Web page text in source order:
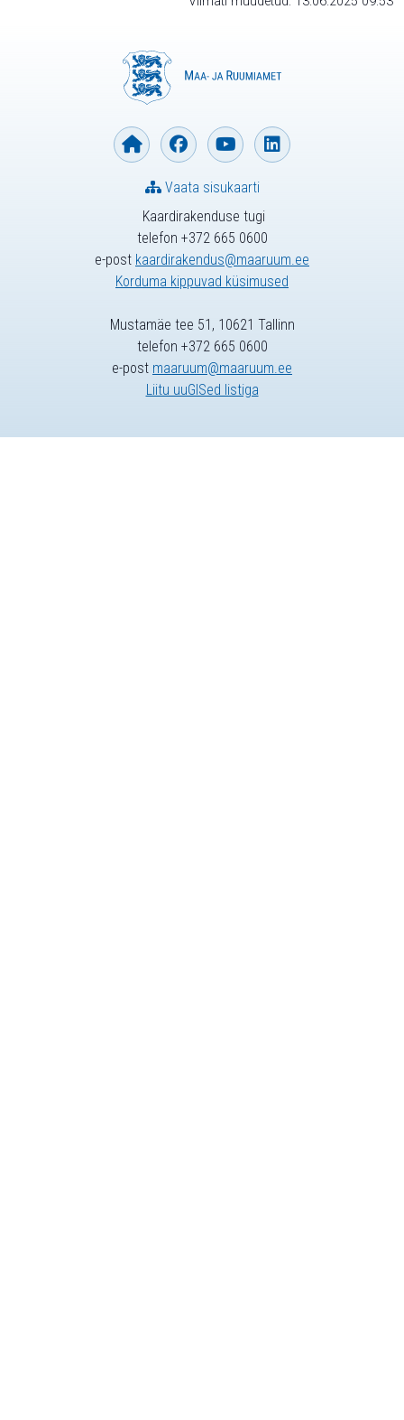
Kaardirakenduse tugi
telefon +372 665 0600
e-post kaardirakendus@maaruum.ee
Korduma kippuvad küsimused
Vaata sisukaarti
Mustamäe tee 51, 10621 Tallinn
telefon +372 665 0600
e-post maaruum@maaruum.ee
Liitu uuGISed listiga